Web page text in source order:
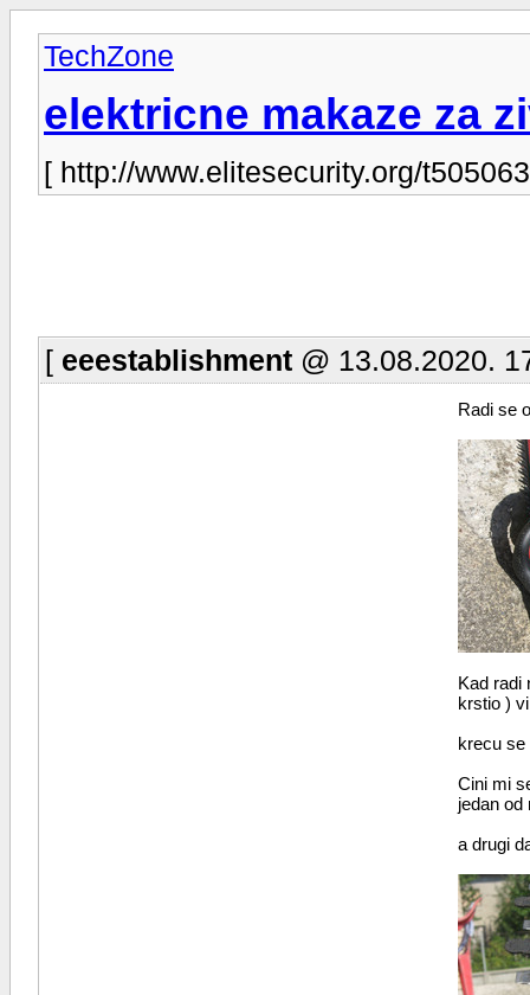
TechZone
elektricne makaze za
[ http://www.elitesecurity.org/
[ eeestablishment @ 13.08.2020.
Radi se
Kad radi
krstio )
krecu se
Cini mi
jedan od
a drugi